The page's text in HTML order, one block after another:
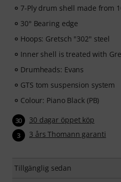
7-Ply drum shell made from
30° Bearing edge
Hoops: Gretsch "302" steel
Inner shell is treated with
Drumheads: Evans
GTS tom suspension system
Colour: Piano Black (PB)
30 30 dagar öppet köp
3 3 års Thomann garanti
Tillgänglig sedan